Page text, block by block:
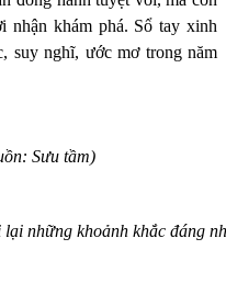
nhận khám phá. Sổ tay xinh
suy nghĩ, ước mơ trong năm
Sưu tầm)
những khoảnh khắc đáng